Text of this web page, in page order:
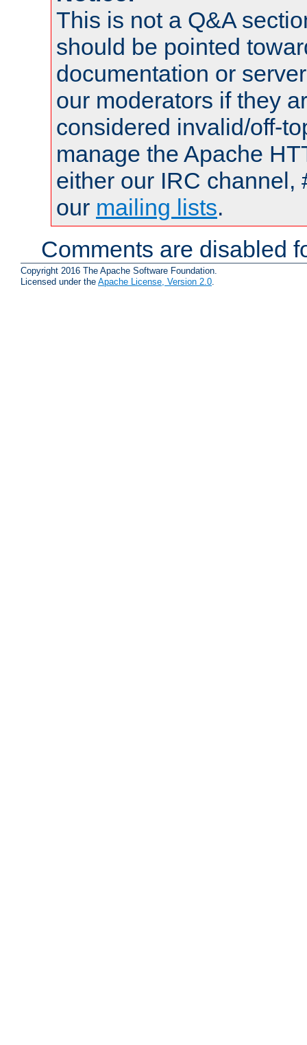
This is not a Q&A
should be pointed
documentation or
our moderators if they
considered invalid/off-
manage the Apache
either our IRC channel,
our mailing lists.
Comments are disabled
Copyright 2016 The Apache Software Foundation.
Licensed under the Apache License, Version 2.0